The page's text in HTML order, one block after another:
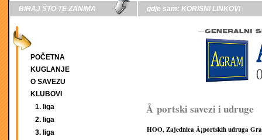
BIRAJ ŠTO TE ZANIMA
POČETNA
KUGLANJE
O SAVEZU
KLUBOVI
1. liga
2. liga
3. liga
gdje sam: KORISNI LINKOVI
Å portski savezi i udruge
HOO, Zajednica Å¡portskih udruga